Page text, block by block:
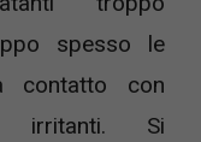
spesso le
contatto con
irritanti. Si